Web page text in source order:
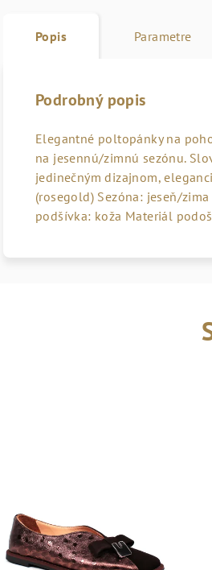
Popis Parametre
Podrobný popis
Elegantné poltopánky na
na jesennú/zimnú sezónu.
jedinečným dizajnom,
(rosegold) Sezóna: jeseň/
podšívka: koža Materiál